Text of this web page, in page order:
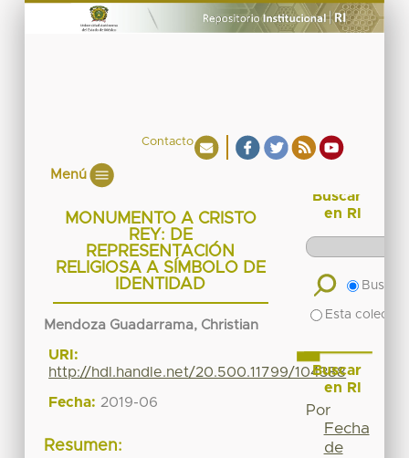
Contacto
Menú
MONUMENTO A CRISTO
REY: DE
REPRESENTACIÓN
RELIGIOSA A SÍMBOLO DE
IDENTIDAD
Mendoza Guadarrama, Christian
URI:
http://hdl.handle.net/20.500.11799/104388
Fecha: 2019-06
Resumen:
Buscar
en RI
Buscar
Esta
Buscar
en RI
Por
Fecha
de